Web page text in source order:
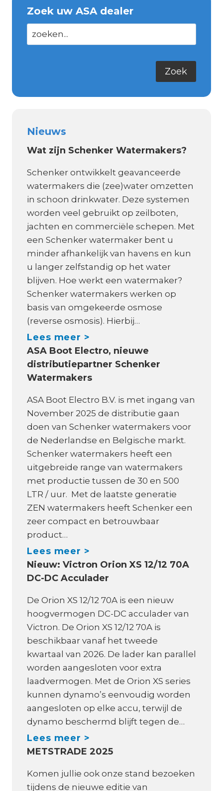
Zoek uw ASA dealer
Nieuws
Wat zijn Schenker Watermakers?
Schenker ontwikkelt geavanceerde
watermakers die (zee)water omzetten
in schoon drinkwater. Deze systemen
worden veel gebruikt op zeilboten,
jachten en commerciële schepen. Met
een Schenker watermaker bent u
minder afhankelijk van havens en kun
u langer zelfstandig op het water
blijven. Hoe werkt een watermaker?
Schenker watermakers werken op
basis van omgekeerde osmose
(reverse osmosis). Hierbij…
Lees meer >
a
t
z
e
n
k
e
a
t
r
m
a
k
e
r
s
?
ASA Boot Electro, nieuwe
distributiepartner Schenker
Watermakers
ASA Boot Electro B.V. is met ingang van
November 2025 de distributie gaan
doen van Schenker watermakers voor
de Nederlandse en Belgische markt.
Schenker watermakers heeft een
uitgebreide range van watermakers
met productie tussen de 30 en 500
LTR / uur. Met de laatste generatie
ZEN watermakers heeft Schenker een
zeer compact en betrouwbaar
product…
Lees meer >
S
A
o
E
e
c
t
r
,
i
e
Nieuw: Victron Orion XS 12/12 70A
DC-DC Acculader
De Orion XS 12/12 70A is een nieuw
hoogvermogen DC-DC acculader van
Victron. De Orion XS 12/12 70A is
beschikbaar vanaf het tweede
kwartaal van 2026. De lader kan parallel
worden aangesloten voor extra
laadvermogen. Met de Orion XS series
kunnen dynamo’s eenvoudig worden
aangesloten op elke accu, terwijl de
dynamo beschermd blijft tegen de…
Lees meer >
i
u
METSTRADE 2025
Komen jullie ook onze stand bezoeken
tijdens de nieuwe editie van